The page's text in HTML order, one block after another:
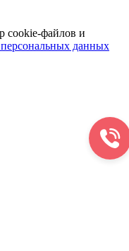
cookie-файлов и
данных